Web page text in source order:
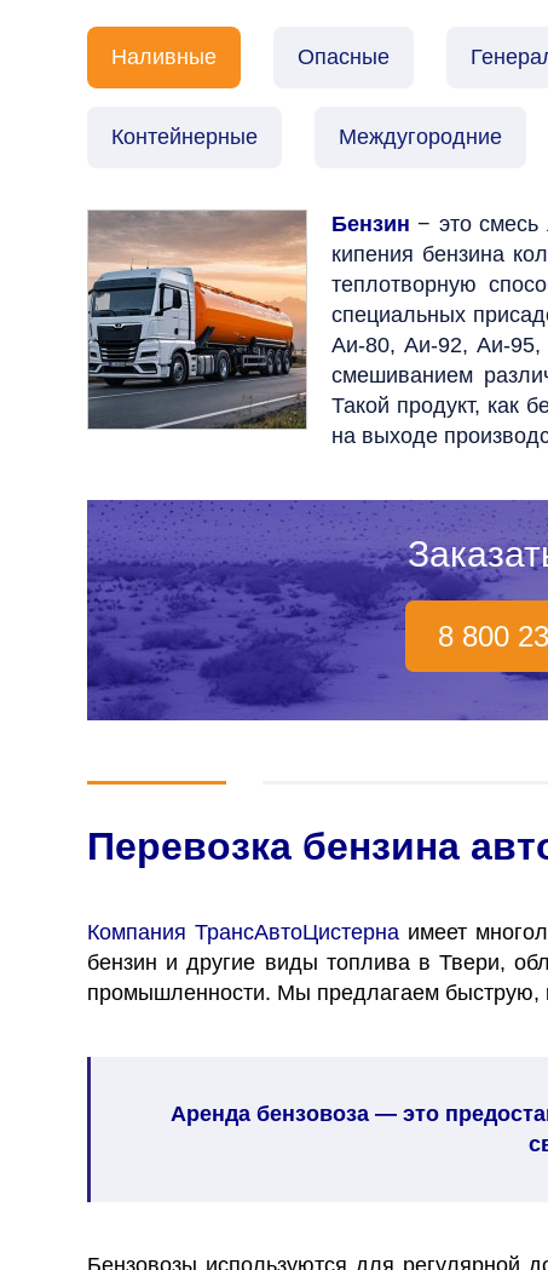
Наливные Опасные
Контейнерные Междугородние
Бензин − это смесь
кипения бензина
теплотворную
специальных
Аи-80, Аи-92, Аи-
смешиванием
Такой продукт, как
на выходе
8 800
Перевозка бензина
Компания ТрансАвтоЦистерна имеет
бензин и другие виды топлива в Твери,
промышленности. Мы предлагаем быструю,
Аренда бензовоза — это
Бензовозы используются для регулярной